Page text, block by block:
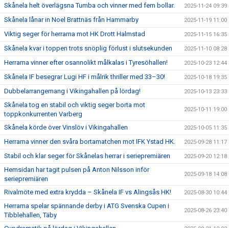
Skånela helt överlägsna Tumba och vinner med fem bollar. 2025-11-24 09:39
Skånela lånar in Noel Brattnäs från Hammarby 2025-11-19 11:00
Viktig seger för herrarna mot HK Drott Halmstad 2025-11-15 16:35
Skånela kvar i toppen trots snöplig förlust i slutsekunden 2025-11-10 08:28
Herrarna vinner efter osannolikt målkalas i Tyresöhallen! 2025-10-23 12:44
Skånela IF besegrar Lugi HF i målrik thriller med 33–30! 2025-10-18 19:35
Dubbelarrangemang i Vikingahallen på lördag! 2025-10-13 23:33
Skånela tog en stabil och viktig seger borta mot
toppkonkurrenten Varberg
2025-10-11 19:00
Skånela körde över Vinslöv i Vikingahallen 2025-10-05 11:35
Herrarna vinner den svåra bortamatchen mot IFK Ystad HK. 2025-09-28 11:17
Stabil och klar seger för Skånelas herrar i seriepremiären 2025-09-20 12:18
Hemsidan har tagit pulsen på Anton Nilsson inför
seriepremiären
2025-09-18 14:08
Rivalmöte med extra krydda – Skånela IF vs Alingsås HK! 2025-08-30 10:44
Herrarna spelar spännande derby i ATG Svenska Cupen i
Tibblehallen, Täby
2025-08-26 23:40